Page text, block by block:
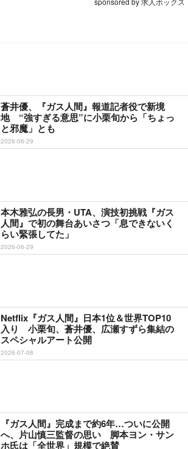
蒼井優、『ガス人間』報道記者役で新境
地 “強すぎる意思”に小栗旬から「ちょっ
と邪魔」とも
2026-06-29
本木雅弘の長男・UTA、演技初挑戦『ガス
人間』で初の舞台あいさつ「息できないく
らい緊張してた」
2026-06-29
Netflix『ガス人間』日本1位＆世界TOP10
入り 小栗旬、蒼井優、広瀬すずら集結の
スペシャルアート公開
2026-07-08
『ガス人間』完成まで約6年…ついに公開
へ、片山慎三監督の思い 脚本ヨン・サン
ホ氏は「全世界」規模で絶賛